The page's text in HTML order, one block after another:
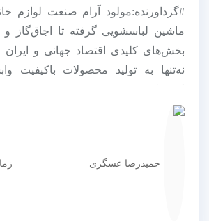
#گرداورنده:مولود آرام صنعت لوازم
ماشین لباسشویی گرفته تا اجاق‌گاز و
بخش‌های کلیدی اقتصاد جهانی و
نه‌تنها به تولید محصولات باکیفیت
لجستیک و زنجیره ت...
حمیدرضا عسگری